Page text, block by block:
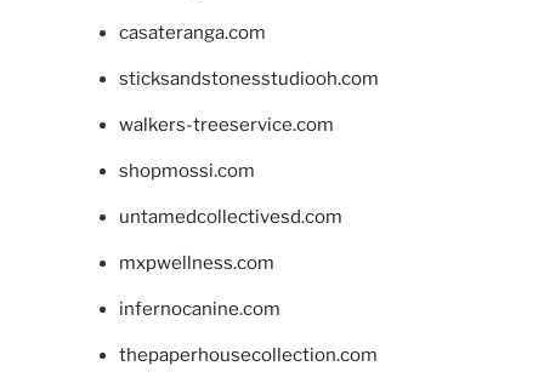
casateranga.com
sticksandstonesstudiooh.com
walkers-treeservice.com
shopmossi.com
untamedcollectivesd.com
mxpwellness.com
infernocanine.com
thepaperhousecollection.com